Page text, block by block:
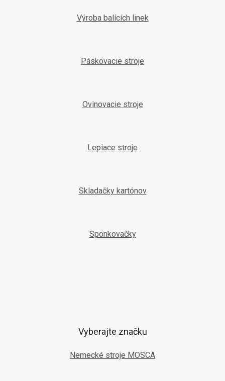
Výroba balících linek
Páskovacie stroje
Ovinovacie stroje
Lepiace stroje
Skladačky kartónov
Sponkovačky
Vyberajte značku
Nemecké stroje MOSCA